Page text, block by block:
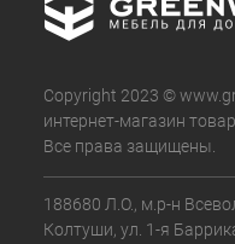
Copyright 2023 ©
интернет-магазин
Все права защищены.
188680 Л.О., м.р-н
Колтуши, ул. 1-я